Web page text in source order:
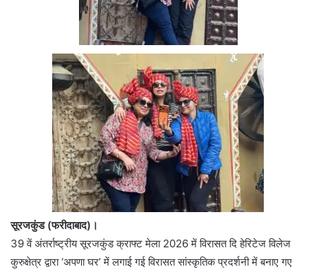
सूरजकुंड (फरीदाबाद)।
39 वें अंतर्राष्ट्रीय सूरजकुंड क्राफ्ट मेला 2026 में विरासत दि हेरिटेज विलेज
कुरुक्षेत्र द्वारा ‘अपणा घर’ में लगाई गई विरासत सांस्कृतिक प्रदर्शनी में बनाए गए